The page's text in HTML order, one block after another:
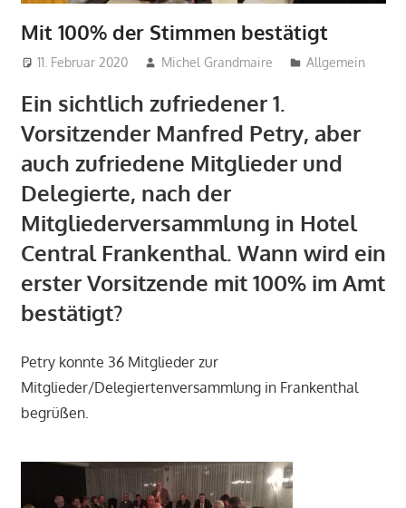
Mit 100% der Stimmen bestätigt
11. Februar 2020 Michel Grandmaire Allgemein
Ein sichtlich zufriedener 1.
Vorsitzender Manfred Petry, aber
auch zufriedene Mitglieder und
Delegierte, nach der
Mitgliederversammlung in Hotel
Central Frankenthal. Wann wird ein
erster Vorsitzende mit 100% im Amt
bestätigt?
Petry konnte 36 Mitglieder zur
Mitglieder/Delegiertenversammlung in Frankenthal
begrüßen.